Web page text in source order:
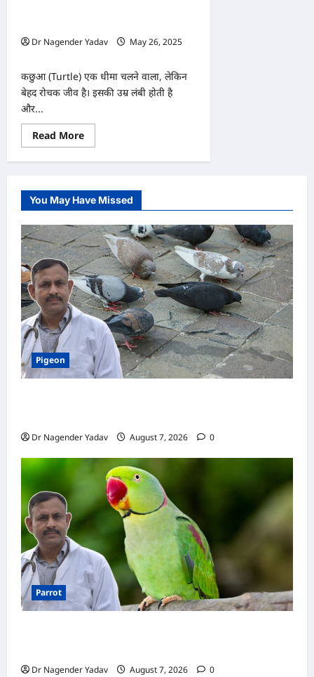
Dr Nagender Yadav
May 26, 2025
कछुआ (Turtle) एक धीमा चलने वाला, लेकिन
बेहद रोचक जीव है। इसकी उम्र लंबी होती है
और...
Read MoreRead
more
शाकाहारी
जानें
कछुआ
खाने
में
क्या
खाता
है
You May Have Missed
Pigeon
Dr Nagender Yadav August 7, 2026 0
Parrot
Dr Nagender Yadav August 7, 2026 0